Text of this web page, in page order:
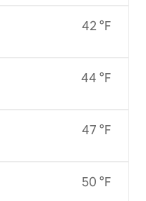
42 °F
44 °F
47 °F
50 °F